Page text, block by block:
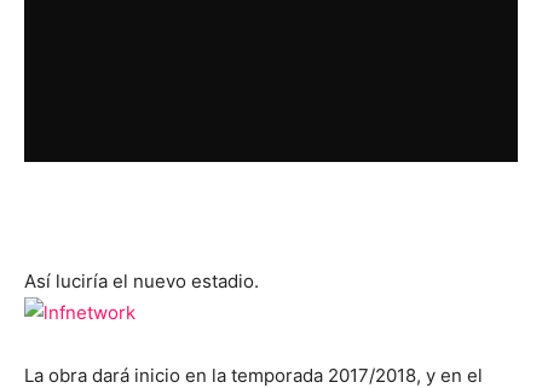
Así luciría el nuevo estadio.
La obra dará inicio en la temporada 2017/2018, y en el